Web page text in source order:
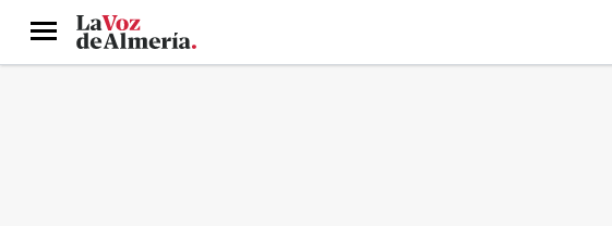
Menú